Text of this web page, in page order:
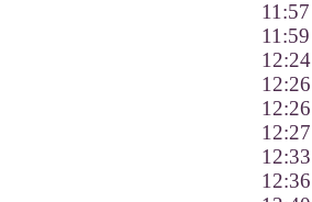
11:57
11:59
12:24
12:26
12:26
12:27
12:33
12:36